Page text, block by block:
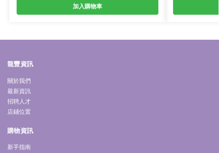
加入購物車
龍豐資訊
關於我們
最新資訊
招聘人才
店鋪位置
購物資訊
新手指南